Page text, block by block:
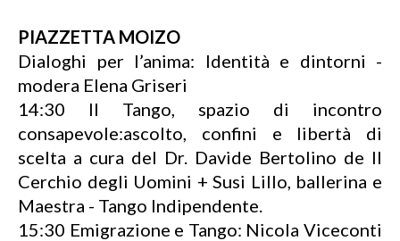
PIAZZETTA MOIZO
Dialoghi per l’anima: Identità e dintorni -
modera Elena Griseri
14:30 Il Tango, spazio di incontro
consapevole:ascolto, confini e libertà di
scelta a cura del Dr. Davide Bertolino de Il
Cerchio degli Uomini + Susi Lillo, ballerina e
Maestra - Tango Indipendente.
15:30 Emigrazione e Tango: Nicola Viceconti